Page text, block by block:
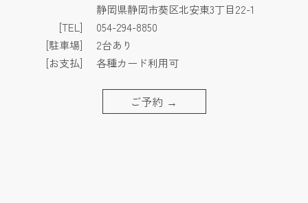
静岡県静岡市葵区北安東3丁目22-1
[TEL]
054-294-8850
[駐車場]
2台あり
[お支払]
各種カード利用可
ご予約 →